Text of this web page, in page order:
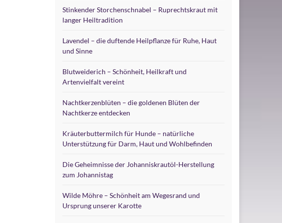
Stinkender Storchenschnabel – Ruprechtskraut mit
langer Heiltradition
Lavendel – die duftende Heilpflanze für Ruhe, Haut
und Sinne
Blutweiderich – Schönheit, Heilkraft und
Artenvielfalt vereint
Nachtkerzenblüten – die goldenen Blüten der
Nachtkerze entdecken
Kräuterbuttermilch für Hunde – natürliche
Unterstützung für Darm, Haut und Wohlbefinden
Die Geheimnisse der Johanniskrautöl-Herstellung
zum Johannistag
Wilde Möhre – Schönheit am Wegesrand und
Ursprung unserer Karotte